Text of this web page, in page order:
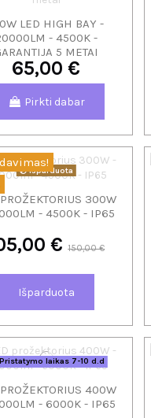
LED HIGH BAY -
- 4500K -
5 METAI
65,00 €
Pirkti dabar
Išparduota
300W
- 4500K - IP65
€150,00 €
Išparduota
Pristatymo laikas 7-10 d.d
400W
- 6000K - IP65